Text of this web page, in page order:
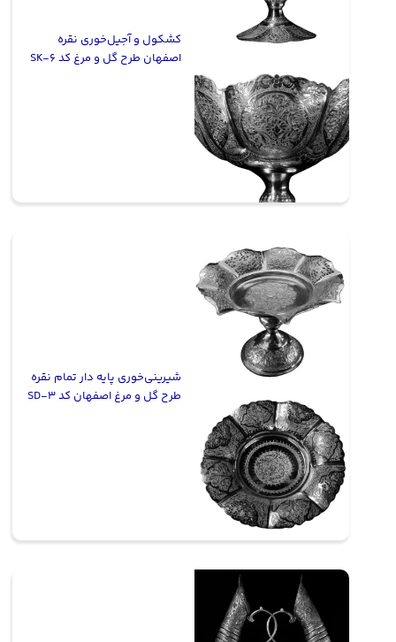
کشکول و آجیل‌خوری نقره
اصفهان طرح گل و مرغ کد SK-6
شیرینی‌خوری پایه دار تمام نقره
طرح گل و مرغ اصفهان کد SD-3